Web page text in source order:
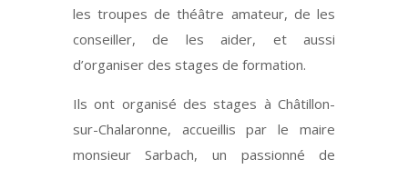
les troupes de théâtre amateur, de les
conseiller, de les aider, et aussi
d’organiser des stages de formation.
Ils ont organisé des stages à Châtillon-
sur-Chalaronne, accueillis par le maire
monsieur Sarbach, un passionné de